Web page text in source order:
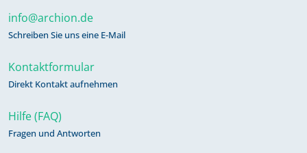
info@archion.de
Schreiben Sie uns eine E-Mail
Kontaktformular
Direkt Kontakt aufnehmen
Hilfe (FAQ)
Fragen und Antworten